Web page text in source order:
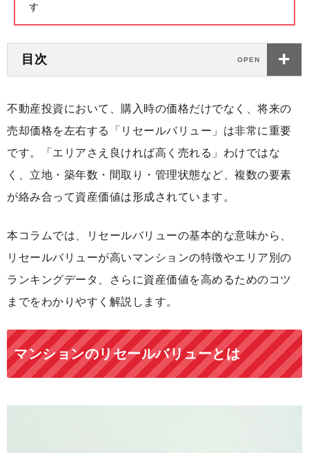
す
目次
不動産投資において、購入時の価格だけでなく、将来の
売却価格を左右する「リセールバリュー」は非常に重要
です。「エリアさえ良ければ高く売れる」わけではな
く、立地・築年数・間取り・管理状態など、複数の要素
が絡み合って資産価値は形成されています。
本コラムでは、リセールバリューの基本的な意味から、
リセールバリューが高いマンションの特徴やエリア別の
ランキングデータ、さらに資産価値を高めるためのコツ
までをわかりやすく解説します。
マンションのリセールバリューとは